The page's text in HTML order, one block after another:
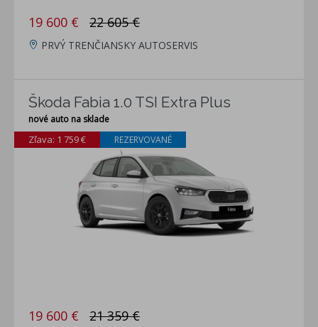
19 600 € 22 605 €
PRVÝ TRENČIANSKY AUTOSERVIS
Škoda Fabia 1.0 TSI Extra Plus
nové auto na sklade
Zľava: 1 759 € REZERVOVANÉ
19 600 € 21 359 €